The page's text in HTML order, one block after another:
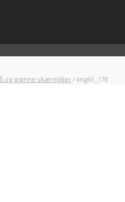
og grønne skærmliljer/ img63_178